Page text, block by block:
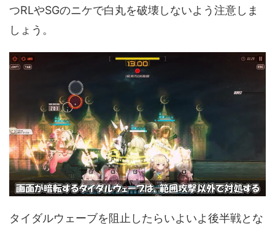
つRLやSGのニケで白丸を破壊しないよう注意しま
しょう。
タイダルウェーブを阻止したらいよいよ後半戦とな